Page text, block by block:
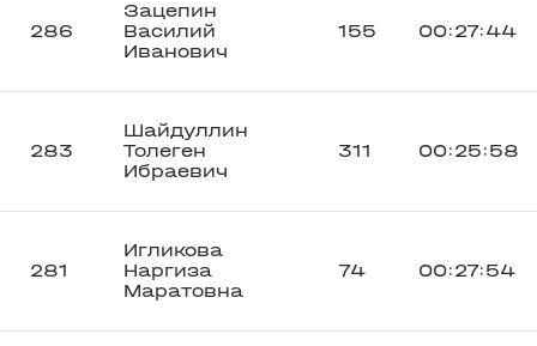
286
Зацепин
Василий
Иванович
155 00:27:44
283
Шайдуллин
Толеген
Ибраевич
311 00:25:58
281
Игликова
Наргиза
Маратовна
74 00:27:54